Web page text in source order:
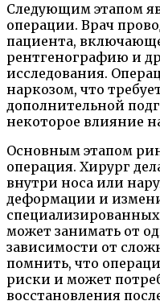
Следующим этапом
операции. Врач
пациента,
рентгенографию и
исследования.
наркозом, что
дополнительной
некоторое влияние
Основным этапом
операция. Хирург
внутри носа или
деформации и
может занимать от
зависимости от
помнить, что
риски и может
восстановления